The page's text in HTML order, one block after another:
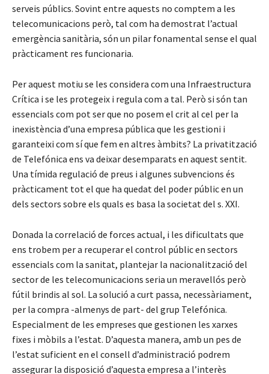
serveis públics. Sovint entre aquests no comptem a les
telecomunicacions però, tal com ha demostrat l’actual
emergència sanitària, són un pilar fonamental sense el qual
pràcticament res funcionaria.
Per aquest motiu se les considera com una Infraestructura
Crítica i se les protegeix i regula com a tal. Però si són tan
essencials com pot ser que no posem el crit al cel per la
inexistència d’una empresa pública que les gestioni i
garanteixi com sí que fem en altres àmbits? La privatització
de Telefónica ens va deixar desemparats en aquest sentit.
Una tímida regulació de preus i algunes subvencions és
pràcticament tot el que ha quedat del poder públic en un
dels sectors sobre els quals es basa la societat del s. XXI.
Donada la correlació de forces actual, i les dificultats que
ens trobem per a recuperar el control públic en sectors
essencials com la sanitat, plantejar la nacionalització del
sector de les telecomunicacions seria un meravellós però
fútil brindis al sol. La solució a curt passa, necessàriament,
per la compra -almenys de part- del grup Telefónica.
Especialment de les empreses que gestionen les xarxes
fixes i mòbils a l’estat. D’aquesta manera, amb un pes de
l’estat suficient en el consell d’administració podrem
assegurar la disposició d’aquesta empresa a l’interès